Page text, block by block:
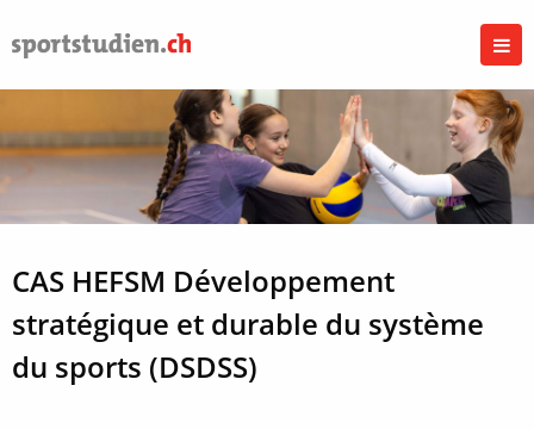
CAS HEFSM Développement
stratégique et durable du système
du sports (DSDSS)